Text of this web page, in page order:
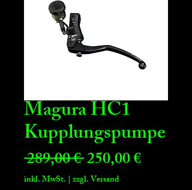
Magura HC1
Kupplungspumpe
289,00 € Standardpreis
250,00 €Sale-
inkl. MwSt. | zzgl. Versand